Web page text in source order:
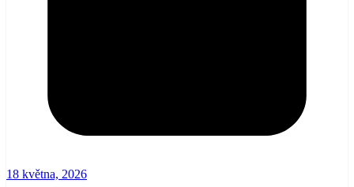
18 května, 2026